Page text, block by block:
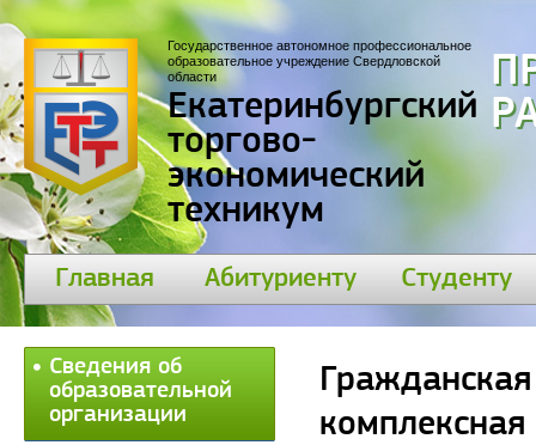
Государственное автономное профессиональное
образовательное учреждение Свердловской
области
Екатеринбургский
торгово-
экономический
техникум
Главная Абитуриенту Студенту
Сведения об
образовательной
организации
комплексная